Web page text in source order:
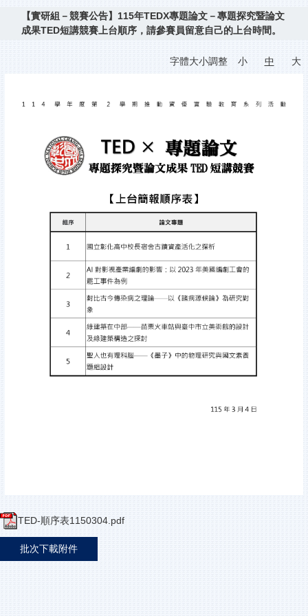
【實研組－競賽公告】115年TEDX專題論文－專題探究暨論文
成果TED短講競賽上台順序，請參賽員留意自己的上台時間。
字體大小調整 小 中 大
TED-順序表1150304.pdf
批次下載附件